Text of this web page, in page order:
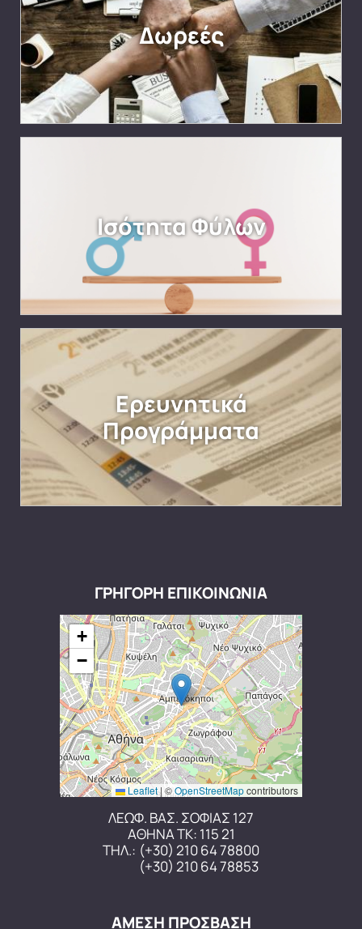
Δωρεές
Ισότητα Φύλων
Ερευνητικά
Προγράμματα
ΓΡΗΓΟΡΗ ΕΠΙΚΟΙΝΩΝΙΑ
+
−
Leaflet|©OpenStreetMapcontributors
ΛΕΩΦ. ΒΑΣ. ΣΟΦΙΑΣ 127
ΑΘΗΝΑ ΤΚ: 115 21
ΤΗΛ.: (+30) 210 64 78800
(+30) 210 64 78853
ΑΜΕΣΗ ΠΡΟΣΒΑΣΗ